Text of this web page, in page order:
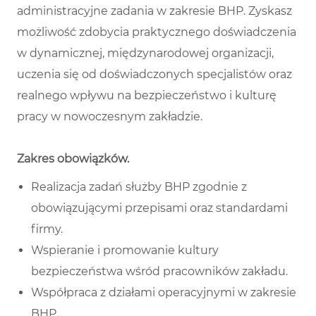
administracyjne zadania w zakresie BHP. Zyskasz
możliwość zdobycia praktycznego doświadczenia
w dynamicznej, międzynarodowej organizacji,
uczenia się od doświadczonych specjalistów oraz
realnego wpływu na bezpieczeństwo i kulturę
pracy w nowoczesnym zakładzie.
Zakres obowiązków.
Realizacja zadań służby BHP zgodnie z
obowiązującymi przepisami oraz standardami
firmy.
Wspieranie i promowanie kultury
bezpieczeństwa wśród pracowników zakładu.
Współpraca z działami operacyjnymi w zakresie